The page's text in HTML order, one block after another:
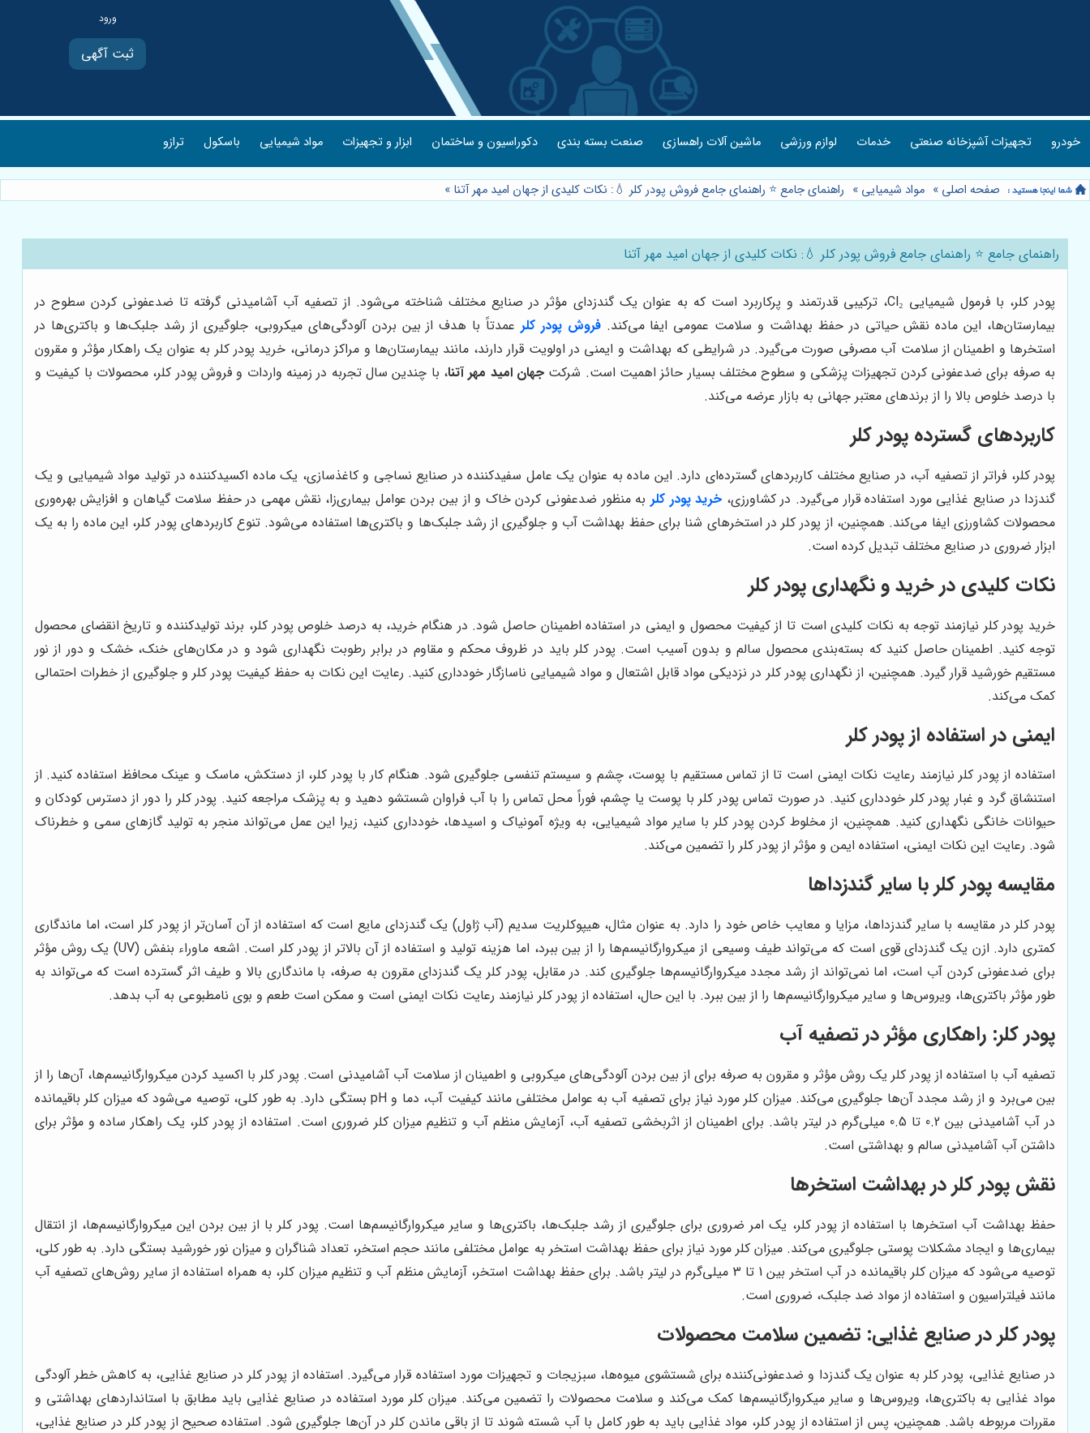
ثبت آگهی
خودرو تجهیزات آشپزخانه صنعتی خدمات لوازم ورزشی ماشین آلات راهسازی صنعت بسته بندی دکوراسیون و ساختمان ابزار و تجهیزات مواد شیمیایی باسکول ترازو
صفحه اصلی » مواد شیمیایی » راهنمای جامع ⭐️ راهنمای جامع فروش پودر کلر 💧: نکات کلیدی از جهان امید مهر آتنا »
راهنمای جامع ⭐️ راهنمای جامع فروش پودر کلر 💧: نکات کلیدی از جهان امید مهر آتنا
پودر کلر، با فرمول شیمیایی Cl₂، ترکیبی قدرتمند و پرکاربرد است که به عنوان یک گندزدای مؤثر در صنایع مختلف شناخته می‌شود. از تصفیه آب آشامیدنی گرفته تا ضدعفونی کردن سطوح در
بیمارستان‌ها، این ماده نقش حیاتی در حفظ بهداشت و سلامت عمومی ایفا می‌کند.فروش پودر کلر عمدتاً با هدف از بین بردن آلودگی‌های میکروبی، جلوگیری از رشد جلبک‌ها و باکتری‌ها در
استخرها و اطمینان از سلامت آب مصرفی صورت می‌گیرد. در شرایطی که بهداشت و ایمنی در اولویت قرار دارند، مانند بیمارستان‌ها و مراکز درمانی، خرید پودر کلر به عنوان یک راهکار مؤثر و مقرون
به صرفه برای ضدعفونی کردن تجهیزات پزشکی و سطوح مختلف بسیار حائز اهمیت است. شرکت جهان امید مهر آتنا، با چندین سال تجربه در زمینه واردات و فروش پودر کلر، محصولات با کیفیت و
با درصد خلوص بالا را از برندهای معتبر جهانی به بازار عرضه می‌کند.
کاربردهای گسترده پودر کلر
پودر کلر، فراتر از تصفیه آب، در صنایع مختلف کاربردهای گسترده‌ای دارد. این ماده به عنوان یک عامل سفیدکننده در صنایع نساجی و کاغذسازی، یک ماده اکسیدکننده در تولید مواد شیمیایی و یک
گندزدا در صنایع غذایی مورد استفاده قرار می‌گیرد. در کشاورزی، خرید پودر کلر به منظور ضدعفونی کردن خاک و از بین بردن عوامل بیماری‌زا، نقش مهمی در حفظ سلامت گیاهان و افزایش بهره‌وری
محصولات کشاورزی ایفا می‌کند. همچنین، از پودر کلر در استخرهای شنا برای حفظ بهداشت آب و جلوگیری از رشد جلبک‌ها و باکتری‌ها استفاده می‌شود. تنوع کاربردهای پودر کلر، این ماده را به یک
ابزار ضروری در صنایع مختلف تبدیل کرده است.
نکات کلیدی در خرید و نگهداری پودر کلر
خرید پودر کلر نیازمند توجه به نکات کلیدی است تا از کیفیت محصول و ایمنی در استفاده اطمینان حاصل شود. در هنگام خرید، به درصد خلوص پودر کلر، برند تولیدکننده و تاریخ انقضای محصول
توجه کنید. اطمینان حاصل کنید که بسته‌بندی محصول سالم و بدون آسیب است. پودر کلر باید در ظروف محکم و مقاوم در برابر رطوبت نگهداری شود و در مکان‌های خنک، خشک و دور از نور
مستقیم خورشید قرار گیرد. همچنین، از نگهداری پودر کلر در نزدیکی مواد قابل اشتعال و مواد شیمیایی ناسازگار خودداری کنید. رعایت این نکات به حفظ کیفیت پودر کلر و جلوگیری از خطرات احتمالی
کمک می‌کند.
ایمنی در استفاده از پودر کلر
استفاده از پودر کلر نیازمند رعایت نکات ایمنی است تا از تماس مستقیم با پوست، چشم و سیستم تنفسی جلوگیری شود. هنگام کار با پودر کلر، از دستکش، ماسک و عینک محافظ استفاده کنید. از
استنشاق گرد و غبار پودر کلر خودداری کنید. در صورت تماس پودر کلر با پوست یا چشم، فوراً محل تماس را با آب فراوان شستشو دهید و به پزشک مراجعه کنید. پودر کلر را دور از دسترس کودکان و
حیوانات خانگی نگهداری کنید. همچنین، از مخلوط کردن پودر کلر با سایر مواد شیمیایی، به ویژه آمونیاک و اسیدها، خودداری کنید، زیرا این عمل می‌تواند منجر به تولید گازهای سمی و خطرناک
شود. رعایت این نکات ایمنی، استفاده ایمن و مؤثر از پودر کلر را تضمین می‌کند.
مقایسه پودر کلر با سایر گندزداها
پودر کلر در مقایسه با سایر گندزداها، مزایا و معایب خاص خود را دارد. به عنوان مثال، هیپوکلریت سدیم (آب ژاول) یک گندزدای مایع است که استفاده از آن آسان‌تر از پودر کلر است، اما ماندگاری
کمتری دارد. ازن یک گندزدای قوی است که می‌تواند طیف وسیعی از میکروارگانیسم‌ها را از بین ببرد، اما هزینه تولید و استفاده از آن بالاتر از پودر کلر است. اشعه ماوراء بنفش (UV) یک روش مؤثر
برای ضدعفونی کردن آب است، اما نمی‌تواند از رشد مجدد میکروارگانیسم‌ها جلوگیری کند. در مقابل، پودر کلر یک گندزدای مقرون به صرفه، با ماندگاری بالا و طیف اثر گسترده است که می‌تواند به
طور مؤثر باکتری‌ها، ویروس‌ها و سایر میکروارگانیسم‌ها را از بین ببرد. با این حال، استفاده از پودر کلر نیازمند رعایت نکات ایمنی است و ممکن است طعم و بوی نامطبوعی به آب بدهد.
پودر کلر: راهکاری مؤثر در تصفیه آب
تصفیه آب با استفاده از پودر کلر یک روش مؤثر و مقرون به صرفه برای از بین بردن آلودگی‌های میکروبی و اطمینان از سلامت آب آشامیدنی است. پودر کلر با اکسید کردن میکروارگانیسم‌ها، آن‌ها را از
بین می‌برد و از رشد مجدد آن‌ها جلوگیری می‌کند. میزان کلر مورد نیاز برای تصفیه آب به عوامل مختلفی مانند کیفیت آب، دما و pH بستگی دارد. به طور کلی، توصیه می‌شود که میزان کلر باقیمانده
در آب آشامیدنی بین 0.2 تا 0.5 میلی‌گرم در لیتر باشد. برای اطمینان از اثربخشی تصفیه آب، آزمایش منظم آب و تنظیم میزان کلر ضروری است. استفاده از پودر کلر، یک راهکار ساده و مؤثر برای
داشتن آب آشامیدنی سالم و بهداشتی است.
نقش پودر کلر در بهداشت استخرها
حفظ بهداشت آب استخرها با استفاده از پودر کلر، یک امر ضروری برای جلوگیری از رشد جلبک‌ها، باکتری‌ها و سایر میکروارگانیسم‌ها است. پودر کلر با از بین بردن این میکروارگانیسم‌ها، از انتقال
بیماری‌ها و ایجاد مشکلات پوستی جلوگیری می‌کند. میزان کلر مورد نیاز برای حفظ بهداشت استخر به عوامل مختلفی مانند حجم استخر، تعداد شناگران و میزان نور خورشید بستگی دارد. به طور کلی،
توصیه می‌شود که میزان کلر باقیمانده در آب استخر بین 1 تا 3 میلی‌گرم در لیتر باشد. برای حفظ بهداشت استخر، آزمایش منظم آب و تنظیم میزان کلر، به همراه استفاده از سایر روش‌های تصفیه آب
مانند فیلتراسیون و استفاده از مواد ضد جلبک، ضروری است.
پودر کلر در صنایع غذایی: تضمین سلامت محصولات
در صنایع غذایی، پودر کلر به عنوان یک گندزدا و ضدعفونی‌کننده برای شستشوی میوه‌ها، سبزیجات و تجهیزات مورد استفاده قرار می‌گیرد. استفاده از پودر کلر در صنایع غذایی، به کاهش خطر آلودگی
مواد غذایی به باکتری‌ها، ویروس‌ها و سایر میکروارگانیسم‌ها کمک می‌کند و سلامت محصولات را تضمین می‌کند. میزان کلر مورد استفاده در صنایع غذایی باید مطابق با استانداردهای بهداشتی و
مقررات مربوطه باشد. همچنین، پس از استفاده از پودر کلر، مواد غذایی باید به طور کامل با آب شسته شوند تا از باقی ماندن کلر در آن‌ها جلوگیری شود. استفاده صحیح از پودر کلر در صنایع غذایی،